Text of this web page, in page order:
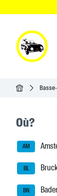
Accueil
Où?
AM
BL
BN